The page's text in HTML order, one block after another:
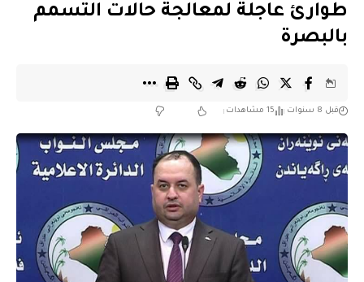
طوارئ عاجلة لمعالجة حالات التسمم
بالبصرة
قبل 8 سنوات 15 مشاهدات